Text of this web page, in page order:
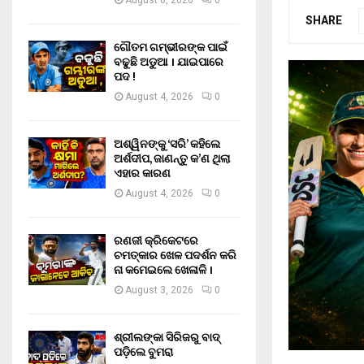
SHARE
ଗୌତମ ଗମ୍ଭୀରଙ୍କ ପାଇଁ
ବଢୁଛି ଅଡୁଆ । ଯାଇପାରେ
ପଦ !
August 4, 2026 0
ଅଶ୍ୱିନଙ୍କୁ ‘ସରି’ କହିଲେ
ଅର୍ଶଦୀପ, ଜାଣନ୍ତୁ କ’ଣ ଥିଲା
ଏହାର କାରଣ
August 4, 2026 0
ରଣଜୀ କ୍ରିକେଟରେ
ଚମତ୍କାର ଖେଳ ପଦର୍ଶନ କରି
ନା କମେଇଲେ ଖେଳାଳି ।
August 3, 2026 0
ଶ୍ରୀଲଙ୍କା ସିରିଜରୁ ବାଦ୍
ପଡ଼ିଲେ ବୁମରା